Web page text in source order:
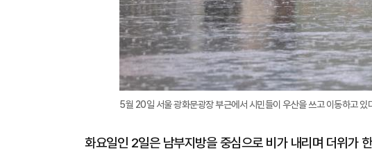
5월 20일 서울 광화문광장 부근에서 시민들이 우산을 쓰고 이동하고 있
화요일인 2일은 남부지방을 중심으로 비가 내리며 더위가